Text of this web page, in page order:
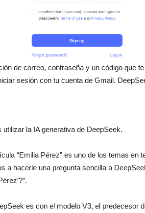
de correo, contraseña y un código que
sesión con tu cuenta de Gmail.
la IA generativa de DeepSeek.
“Emilia Pérez” es uno de los temas en
a hacerle una pregunta sencilla a
es con el modelo V3, el predecesor